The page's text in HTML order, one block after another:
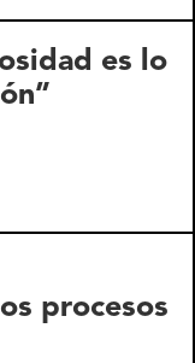
es lo
procesos